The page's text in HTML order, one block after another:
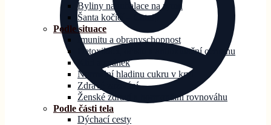
Byliny na inhalace na rýmu
Šanta kočičí – Catnip
Podle situace
Imunitu a obranyschopnost
Detoxikaci, očistu a antioxidační ochranu
Klid a spánek
Normální hladinu cukru v krvi
Zdravé zažívání
Ženské zdraví a hormonální rovnováhu
Podle části tela
Dýchací cesty